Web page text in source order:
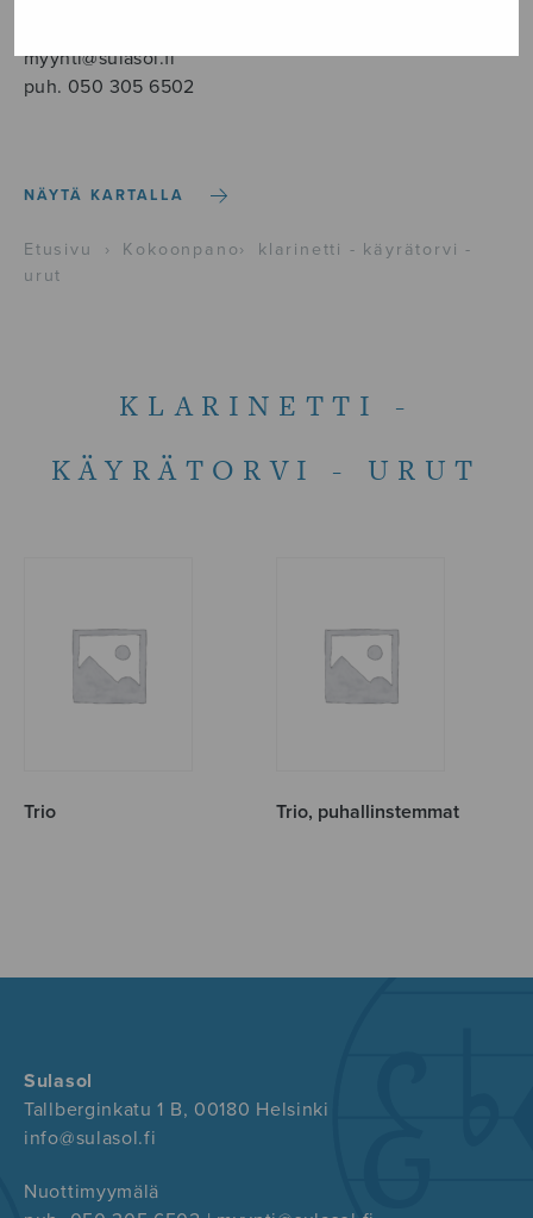
myynti@sulasol.fi
puh. 050 305 6502
NÄYTÄ KARTALLA
Etusivu › Kokoonpano›
klarinetti - käyrätorvi -
urut
KLARINETTI -
KÄYRÄTORVI - URUT
Trio Trio, puhallinstemmat
Sulasol
Tallberginkatu 1 B, 00180 Helsinki
info@sulasol.fi
Nuottimyymälä